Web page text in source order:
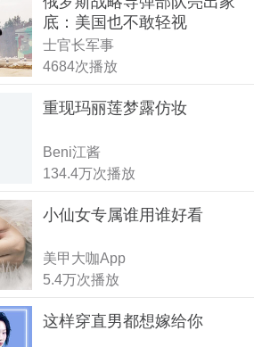
底：美国也不敢轻视
士官长军事
4684次播放
重现玛丽莲梦露仿妆
Beni江酱
134.4万次播放
小仙女专属谁用谁好看
美甲大咖App
5.4万次播放
这样穿直男都想嫁给你